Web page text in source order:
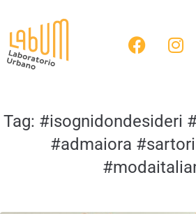
Tag: #isognidondesideri
#admaiora